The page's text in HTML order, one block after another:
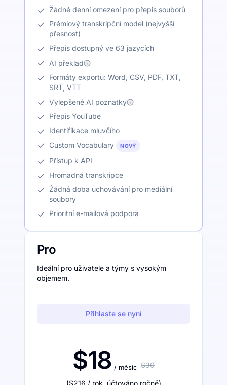
Žádné denní omezení pro přepis souborů
Prémiový transkripční model (nejvyšší
přesnost)
Přepis dostupný ve 63 jazycích
AI překlad
Formáty exportu: Word, CSV, PDF, TXT,
SRT, VTT
Vylepšené AI poznatky
Přepis YouTube
Identifikace mluvčího
Custom Vocabulary
NOVÝ
Přístup k API
Hromadná transkripce
Žádná doba uchovávání pro mediální
soubory
Prioritní e-mailová podpora
Pro
Ideální pro uživatele a týmy s vysokým
objemem.
Přihlaste se nyní
$18 / měsíc $30
($216 / rok účtováno ročně)